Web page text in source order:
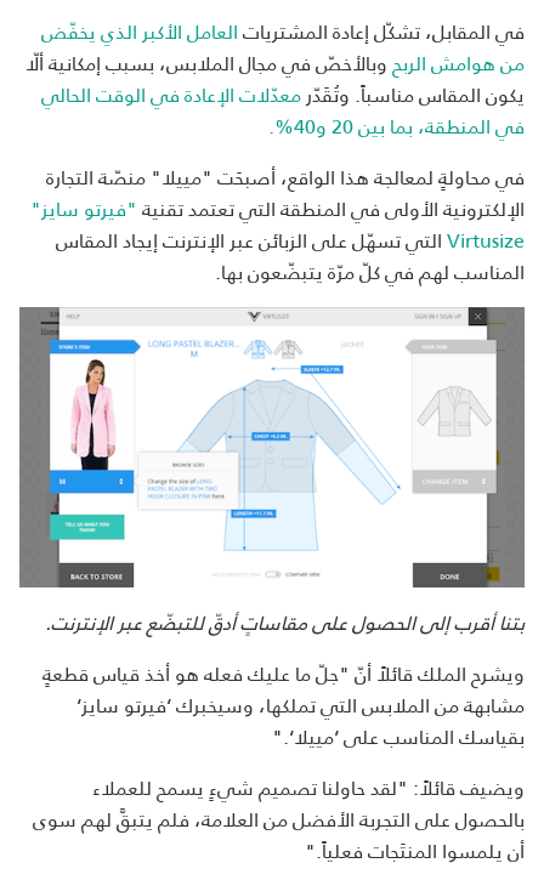
في المقابل، تشكّل إعادة المشترياتالعامل الأكبر الذي يخفّض
من هوامش الربحوبالأخصّ في مجال الملابس، بسبب إمكانية ألّا
يكون المقاس مناسباً. وتُقَدّرمعدّلات الإعادة في الوقت الحالي
في المنطقة، بما بين 20 و40%.
في محاولةٍ لمعالجة هذا الواقع، أصبحَت "مييلا" منصّة التجارة
الإلكترونية الأولى في المنطقة التي تعتمد تقنية"فيرتو سايز"
Virtusizeالتي تسهّل على الزبائن عبر الإنترنت إيجاد المقاس
المناسب لهم في كلّ مرّة يتبضّعون بها.
بتنا أقرب إلى الحصول على مقاساتٍ أدقّ للتبضّع عبر الإنترنت.
ويشرح الملك قائلاً أنّ "جلّ ما عليك فعله هو أخذ قياس قطعةٍ
مشابهة من الملابس التي تملكها، وسيخبرك ‘فيرتو سايز‘
بقياسك المناسب على ‘مييلا‘."
ويضيف قائلاً: "لقد حاولنا تصميم شيءٍ يسمح للعملاء
بالحصول على التجربة الأفضل من العلامة، فلم يتبقَّ لهم سوى
أن يلمسوا المنتَجات فعلياً."